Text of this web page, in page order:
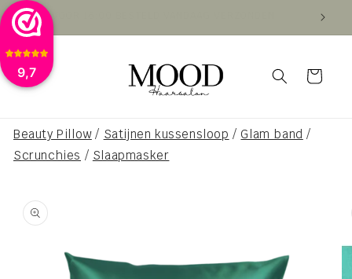
9,7
Meteen
naar de
content
Winkelwagen
Beauty Pillow/ Satijnen kussensloop / Glam band /
Scrunchies / Slaapmasker
direct naar